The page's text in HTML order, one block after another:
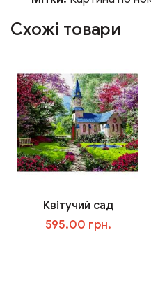
Схожі товари
Квітучий сад
595.00 грн.